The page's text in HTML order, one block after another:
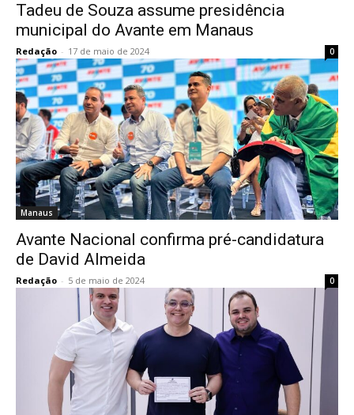
Tadeu de Souza assume presidência
municipal do Avante em Manaus
Redação - 17 de maio de 2024 0
Manaus
Avante Nacional confirma pré-candidatura
de David Almeida
Redação - 5 de maio de 2024 0